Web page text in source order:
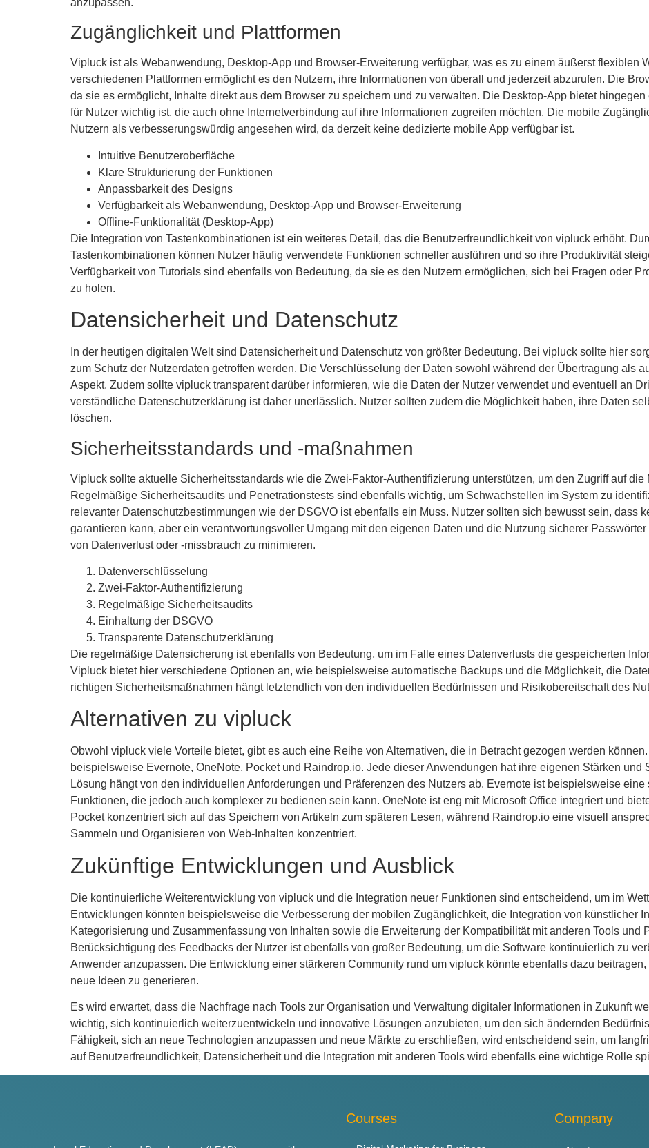
anzupassen.
Zugänglichkeit und Plattformen
Vipluck ist als Webanwendung, Desktop-App und Browser-Erweiterung verfügbar, was es zu einem äußerst flexiblen
verschiedenen Plattformen ermöglicht es den Nutzern, ihre Informationen von überall und jederzeit abzurufen. Die
da sie es ermöglicht, Inhalte direkt aus dem Browser zu speichern und zu verwalten. Die Desktop-App bietet
für Nutzer wichtig ist, die auch ohne Internetverbindung auf ihre Informationen zugreifen möchten. Die mobile
Nutzern als verbesserungswürdig angesehen wird, da derzeit keine dedizierte mobile App verfügbar ist.
Intuitive Benutzeroberfläche
Klare Strukturierung der Funktionen
Anpassbarkeit des Designs
Verfügbarkeit als Webanwendung, Desktop-App und Browser-Erweiterung
Offline-Funktionalität (Desktop-App)
Die Integration von Tastenkombinationen ist ein weiteres Detail, das die Benutzerfreundlichkeit von vipluck erhöht.
Tastenkombinationen können Nutzer häufig verwendete Funktionen schneller ausführen und so ihre Produktivität
Verfügbarkeit von Tutorials sind ebenfalls von Bedeutung, da sie es den Nutzern ermöglichen, sich bei Fragen oder
zu holen.
Datensicherheit und Datenschutz
In der heutigen digitalen Welt sind Datensicherheit und Datenschutz von größter Bedeutung. Bei vipluck sollte hier
zum Schutz der Nutzerdaten getroffen werden. Die Verschlüsselung der Daten sowohl während der Übertragung als
Aspekt. Zudem sollte vipluck transparent darüber informieren, wie die Daten der Nutzer verwendet und eventuell an
verständliche Datenschutzerklärung ist daher unerlässlich. Nutzer sollten zudem die Möglichkeit haben, ihre Daten
löschen.
Sicherheitsstandards und -maßnahmen
Vipluck sollte aktuelle Sicherheitsstandards wie die Zwei-Faktor-Authentifizierung unterstützen, um den Zugriff auf
Regelmäßige Sicherheitsaudits und Penetrationstests sind ebenfalls wichtig, um Schwachstellen im System zu
relevanter Datenschutzbestimmungen wie der DSGVO ist ebenfalls ein Muss. Nutzer sollten sich bewusst sein, dass
garantieren kann, aber ein verantwortungsvoller Umgang mit den eigenen Daten und die Nutzung sicherer
von Datenverlust oder -missbrauch zu minimieren.
Datenverschlüsselung
Zwei-Faktor-Authentifizierung
Regelmäßige Sicherheitsaudits
Einhaltung der DSGVO
Transparente Datenschutzerklärung
Die regelmäßige Datensicherung ist ebenfalls von Bedeutung, um im Falle eines Datenverlusts die gespeicherten
Vipluck bietet hier verschiedene Optionen an, wie beispielsweise automatische Backups und die Möglichkeit, die
richtigen Sicherheitsmaßnahmen hängt letztendlich von den individuellen Bedürfnissen und Risikobereitschaft des
Alternativen zu vipluck
Obwohl vipluck viele Vorteile bietet, gibt es auch eine Reihe von Alternativen, die in Betracht gezogen werden
beispielsweise Evernote, OneNote, Pocket und Raindrop.io. Jede dieser Anwendungen hat ihre eigenen Stärken und
Lösung hängt von den individuellen Anforderungen und Präferenzen des Nutzers ab. Evernote ist beispielsweise
Funktionen, die jedoch auch komplexer zu bedienen sein kann. OneNote ist eng mit Microsoft Office integriert und
Pocket konzentriert sich auf das Speichern von Artikeln zum späteren Lesen, während Raindrop.io eine visuell
Sammeln und Organisieren von Web-Inhalten konzentriert.
Zukünftige Entwicklungen und Ausblick
Die kontinuierliche Weiterentwicklung von vipluck und die Integration neuer Funktionen sind entscheidend, um im
Entwicklungen könnten beispielsweise die Verbesserung der mobilen Zugänglichkeit, die Integration von künstlicher
Kategorisierung und Zusammenfassung von Inhalten sowie die Erweiterung der Kompatibilität mit anderen Tools und
Berücksichtigung des Feedbacks der Nutzer ist ebenfalls von großer Bedeutung, um die Software kontinuierlich zu
Anwender anzupassen. Die Entwicklung einer stärkeren Community rund um vipluck könnte ebenfalls dazu
neue Ideen zu generieren.
Es wird erwartet, dass die Nachfrage nach Tools zur Organisation und Verwaltung digitaler Informationen in Zukunft
wichtig, sich kontinuierlich weiterzuentwickeln und innovative Lösungen anzubieten, um den sich ändernden
Fähigkeit, sich an neue Technologien anzupassen und neue Märkte zu erschließen, wird entscheidend sein, um
auf Benutzerfreundlichkeit, Datensicherheit und die Integration mit anderen Tools wird ebenfalls eine wichtige Rolle
Courses Company